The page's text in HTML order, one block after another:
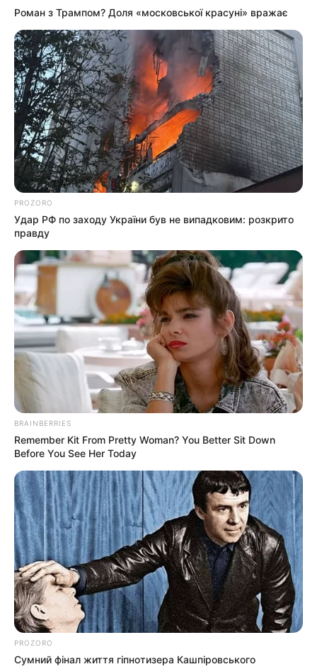
Роман з Трампом? Доля «московської красуні» вражає
PROZORO
Удар РФ по заходу України був не випадковим: розкрито
правду
BRAINBERRIES
Remember Kit From Pretty Woman? You Better Sit Down
Before You See Her Today
PROZORO
Сумний фінал життя гіпнотизера Кашпіровського